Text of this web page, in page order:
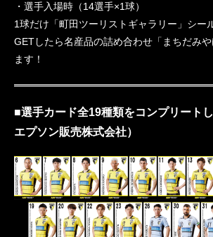
・選手入場時（14選手×1球）
1球だけ「町田ツーリストギャラリー」シー
GETしたら名産品の詰め合わせ「まちだみ
ます！
■選手カード全19種類をコンプリート
エプソン販売株式会社）